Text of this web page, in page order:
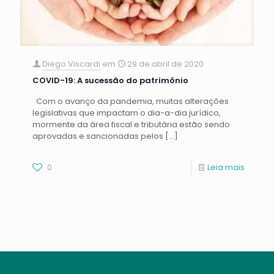
Diego Viscardi em
29 de abril de 2020
COVID-19: A sucessão do patrimônio
Com o avanço da pandemia, muitas alterações
legislativas que impactam o dia-a-dia jurídico,
mormente da área fiscal e tributária estão sendo
aprovadas e sancionadas pelos […]
0 Leia mais